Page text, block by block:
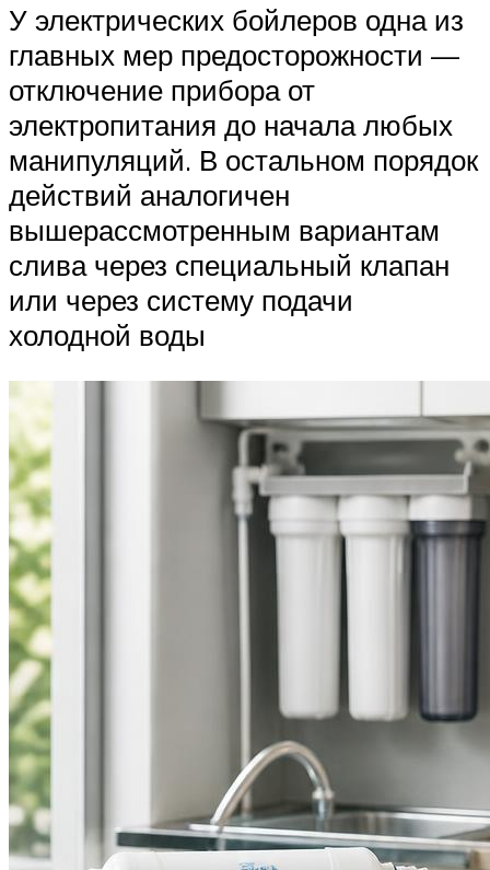
У электрических бойлеров одна из
главных мер предосторожности —
отключение прибора от
электропитания до начала любых
манипуляций. В остальном порядок
действий аналогичен
вышерассмотренным вариантам
слива через специальный клапан
или через систему подачи
холодной воды